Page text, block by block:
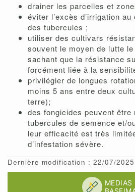
drainer les parcelles et
éviter l’excès d’irrigation
des tubercules ;
utiliser des cultivars
souvent le moyen de lutte
sachant que la résistance
forcément liée à la
privilégier de longues
moins 5 ans entre deux
terre);
des fongicides peuvent
tubercules de semence et/
leur efficacité est très
d’infestation sévère.
Dernière modification : 22/07/2025